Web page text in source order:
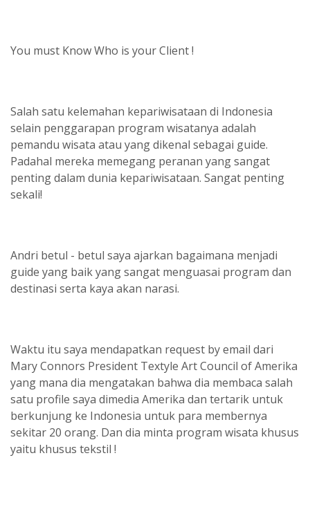
You must Know Who is your Client !
Salah satu kelemahan kepariwisataan di Indonesia
selain penggarapan program wisatanya adalah
pemandu wisata atau yang dikenal sebagai guide.
Padahal mereka memegang peranan yang sangat
penting dalam dunia kepariwisataan. Sangat penting
sekali!
Andri betul - betul saya ajarkan bagaimana menjadi
guide yang baik yang sangat menguasai program dan
destinasi serta kaya akan narasi.
Waktu itu saya mendapatkan request by email dari
Mary Connors President Textyle Art Council of Amerika
yang mana dia mengatakan bahwa dia membaca salah
satu profile saya dimedia Amerika dan tertarik untuk
berkunjung ke Indonesia untuk para membernya
sekitar 20 orang. Dan dia minta program wisata khusus
yaitu khusus tekstil !